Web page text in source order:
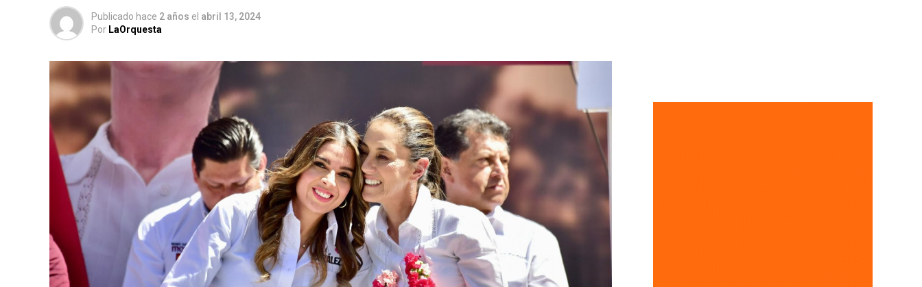
Publicado hace 2 años el abril 13, 2024
Por LaOrquesta